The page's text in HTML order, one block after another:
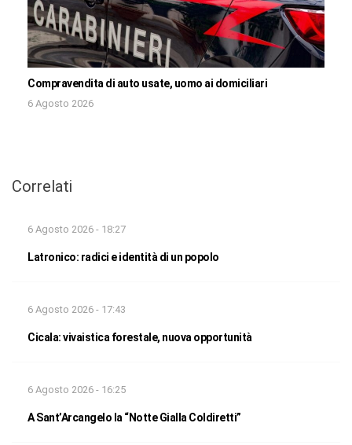
Compravendita di auto usate, uomo ai domiciliari
6 Agosto 2026
Correlati
6 Agosto 2026 - 18:27
Latronico: radici e identità di un popolo
6 Agosto 2026 - 17:43
Cicala: vivaistica forestale, nuova opportunità
6 Agosto 2026 - 16:25
A Sant’Arcangelo la “Notte Gialla Coldiretti”